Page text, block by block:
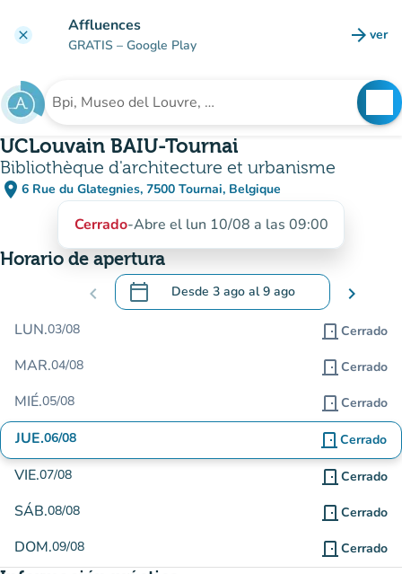
clear Affluences
GRATIS – Google Play arrow_forward ver
Buscar un establecimiento
UCLouvain BAIU-Tournai
Bibliothèque d'architecture et urbanisme
place 6 Rue du Glategnies, 7500 Tournai, Belgique
(abrir en Google Maps)
(nueva pestaña)
Cerrado-Abre el lun 10/08 a las 09:00
Horario de apertura
chevron_left calendar_today Desde 3 ago al9 ago
.Abra el calendario para cambiar las
chevron_right
LUN.03/08 door_front Cerrado
MAR.04/08 door_front Cerrado
MIÉ.05/08 door_front Cerrado
JUE.06/08 door_front Cerrado
VIE.07/08 door_front Cerrado
SÁB.08/08 door_front Cerrado
DOM.09/08 door_front Cerrado